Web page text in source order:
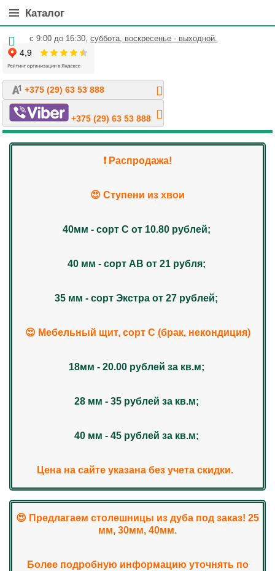
Каталог
с 9:00 до 16:30,суббота, воскресенье - выходной.
+375 (29) 63 53 888
+375 (29) 63 53 888
❗️ Распродажа!
😍 Ступени из хвои
40мм - сорт С от 10.80 рублей;
40 мм - сорт АВ от 21 рубля;
35 мм - сорт Экстра от 27 рублей;
😍 Мебельный щит, сорт С (брак, некондиция)
18мм - 20.00 рублей за кв.м;
28 мм - 35 рублей за кв.м;
40 мм - 45 рублей за кв.м;
Цена на сайте указана без учета скидки.
😍 Предлагаем столешницы из дуба под заказ! 25
мм, 30мм, 40мм.
Более подробную информацию уточнять по